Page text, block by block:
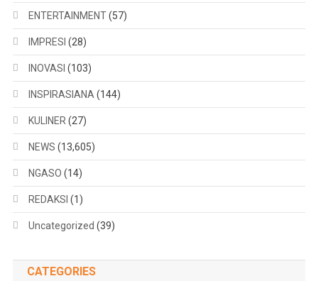
ENTERTAINMENT(57)
IMPRESI (28)
INOVASI (103)
INSPIRASIANA(144)
KULINER(27)
NEWS (13,605)
NGASO (14)
REDAKSI (1)
Uncategorized (39)
CATEGORIES